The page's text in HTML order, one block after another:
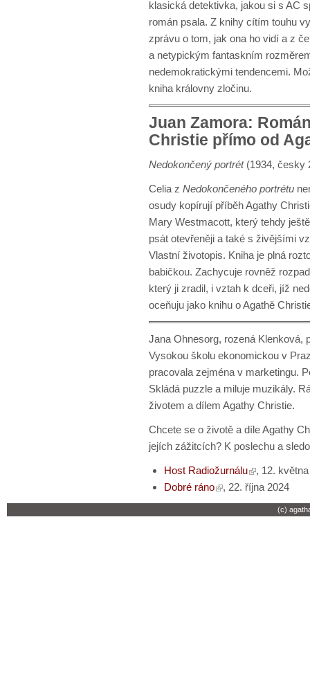
klasická detektivka, jakou si s AC
román psala. Z knihy cítím touhu
zprávu o tom, jak ona ho vidí a z
a netypickým fantaskním
nedemokratickými tendencemi.
kniha královny zločinu.
Juan Zamora:
Christie přímo od
Nedokončený portrét(1934, česky
Celia z Nedokončeného portrétu
osudy kopírují příběh Agathy
Mary Westmacott, který tehdy
psát otevřeněji a také s živějšími
Vlastní životopis. Kniha je plná
babičkou. Zachycuje rovněž
který ji zradil, i vztah k dceři, jíž
oceňuju jako knihu o Agathě
Jana Ohnesorg, rozená Klenková,
Vysokou školu ekonomickou v
pracovala zejména v marketingu.
Skládá puzzle a miluje muzikály.
životem a dílem Agathy Christie.
Chcete se o životě a díle Agathy
jejích zážitcích? K poslechu a
Host Radiožurnálu
, 12.
Dobré ráno
, 22. října 2024
(c)